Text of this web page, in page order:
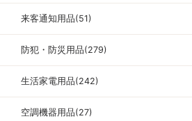
来客通知用品(51)
防犯・防災用品(279)
生活家電用品(242)
空調機器用品(27)